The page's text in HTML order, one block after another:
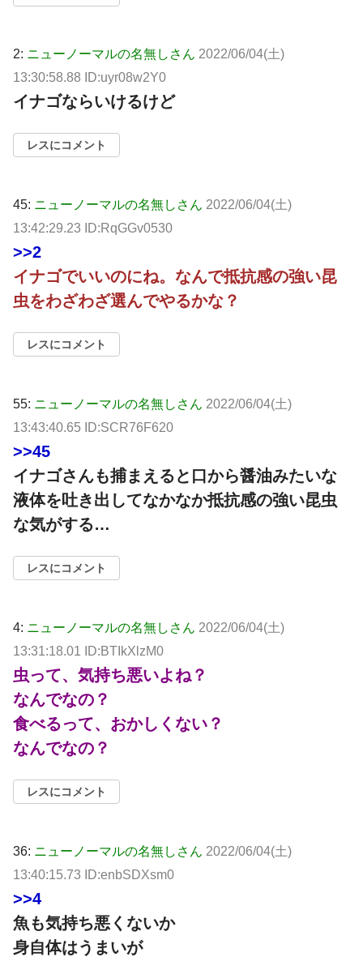
2: ニューノーマルの名無しさん 2022/06/04(土)
13:30:58.88 ID:uyr08w2Y0
イナゴならいけるけど
レスにコメント
45: ニューノーマルの名無しさん 2022/06/04(土)
13:42:29.23 ID:RqGGv0530
>>2
イナゴでいいのにね。なんで抵抗感の強い昆
虫をわざわざ選んでやるかな？
レスにコメント
55: ニューノーマルの名無しさん 2022/06/04(土)
13:43:40.65 ID:SCR76F620
>>45
イナゴさんも捕まえると口から醤油みたいな
液体を吐き出してなかなか抵抗感の強い昆虫
な気がする…
レスにコメント
4: ニューノーマルの名無しさん 2022/06/04(土)
13:31:18.01 ID:BTIkXlzM0
虫って、気持ち悪いよね？
なんでなの？
食べるって、おかしくない？
なんでなの？
レスにコメント
36: ニューノーマルの名無しさん 2022/06/04(土)
13:40:15.73 ID:enbSDXsm0
>>4
魚も気持ち悪くないか
身自体はうまいが